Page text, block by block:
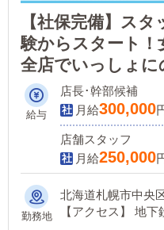
【社保完備】ス
験からスタート！
全店でいっしょ
か？頑張りに応じ
入社1年で店長も
給与
店長･幹部候補
月給300,000
店舗スタッフ
月給250,000
勤務地
北海道札幌市中央
【アクセス】 地